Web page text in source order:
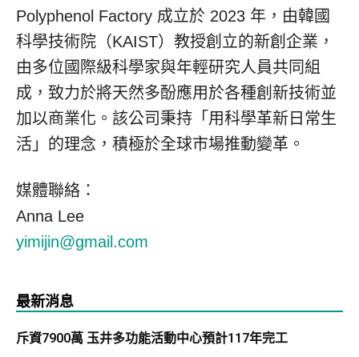
Polyphenol Factory 成立於 2023 年，由韓國
科學技術院（KAIST）教授創立的新創企業，
由多位國際級科學家與年輕研究人員共同組
成，致力於將天然多酚應用於各種創新技術並
加以商業化。該公司秉持「用科學革新日常生
活」的理念，積極於全球市場推動變革。
媒體聯絡：
Anna Lee
yimijin@gmail.com
最新消息
斥資7900萬 玉井多功能活動中心預計117年完工